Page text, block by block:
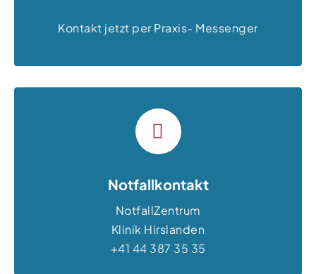
Kontakt jetzt per Praxis- Messenger
Notfallkontakt
NotfallZentrum
Klinik Hirslanden
+41 44 387 35 35